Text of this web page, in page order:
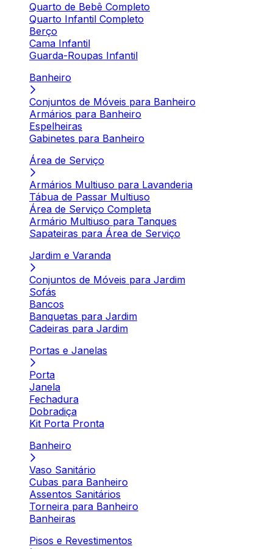
Quarto de Bebê Completo
Quarto Infantil Completo
Berço
Cama Infantil
Guarda-Roupas Infantil
Banheiro
Conjuntos de Móveis para Banheiro
Armários para Banheiro
Espelheiras
Gabinetes para Banheiro
Área de Serviço
Armários Multiuso para Lavanderia
Tábua de Passar Multiuso
Área de Serviço Completa
Armário Multiuso para Tanques
Sapateiras para Área de Serviço
Jardim e Varanda
Conjuntos de Móveis para Jardim
Sofás
Bancos
Banquetas para Jardim
Cadeiras para Jardim
Portas e Janelas
Porta
Janela
Fechadura
Dobradiça
Kit Porta Pronta
Banheiro
Vaso Sanitário
Cubas para Banheiro
Assentos Sanitários
Torneira para Banheiro
Banheiras
Pisos e Revestimentos